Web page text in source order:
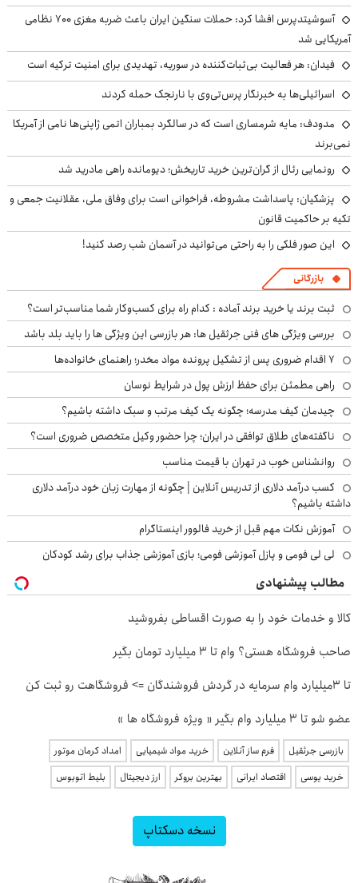
آسوشیتدپرس افشا کرد: حملات سنگین ایران باعث ضربه مغزی ۷۰۰ نظامی
آمریکایی شد
فیدان: هر فعالیت بی‌ثبات‌کننده در سوریه، تهدیدی برای امنیت ترکیه است
اسرائیلی‌ها به خبرنگار پرس‌تی‌وی با نارنجک حمله کردند
مدودف: مایه شرمساری است که در سالگرد بمباران اتمی ژاپنی‌ها نامی از آمریکا
نمی‌برند
رونمایی رئال از گران‌ترین خرید تاریخش؛ دیومانده راهی مادرید شد
پزشکیان: پاسداشت مشروطه، فراخوانی است برای وفاق ملی، عقلانیت جمعی و
تکیه بر حاکمیت قانون
این صور فلکی را به راحتی می‌توانید در آسمان شب رصد کنید!
بازرگانی
ثبت برند یا خرید برند آماده : کدام راه برای کسب‌وکار شما مناسب‌تر است؟
بررسی ویژگی های فنی جرثقیل ها: هر بازرسی این ویژگی ها را باید بلد باشد
۷ اقدام ضروری پس از تشکیل پرونده مواد مخدر؛ راهنمای خانواده‌ها
راهی مطمئن برای حفظ ارزش پول در شرایط نوسان
چیدمان کیف مدرسه؛ چگونه یک کیف مرتب و سبک داشته باشیم؟
ناگفته‌های طلاق توافقی در ایران؛ چرا حضور وکیل متخصص ضروری است؟
روانشناس خوب در تهران با قیمت مناسب
کسب درآمد دلاری از تدریس آنلاین | چگونه از مهارت زبان خود درآمد دلاری
داشته باشیم؟
آموزش نکات مهم قبل از خرید فالوور اینستاگرام
لی لی فومی و پازل آموزشی فومی؛ بازی آموزشی جذاب برای رشد کودکان
مطالب پیشنهادی
کالا و خدمات خود را به صورت اقساطی بفروشید
صاحب فروشگاه هستی؟ وام تا ۳ میلیارد تومان بگیر
تا 3میلیارد وام سرمایه در گردش فروشندگان => فروشگاهت رو ثبت کن
عضو شو تا 3 میلیارد وام بگیر « ویژه فروشگاه ها »
بازرسی جرثقیل فرم ساز آنلاین خرید مواد شیمیایی
امداد کرمان موتور
خرید یوسی
اقتصاد ایرانی بهترین بروکر ارز دیجیتال بلیط اتوبوس
نسخه دسکتاپ